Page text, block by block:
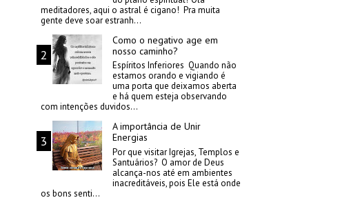
meditadores, aqui o astral é cigano! Pra muita
gente deve soar estranh...
Como o negativo age em
nosso caminho?
Espíritos Inferiores Quando não
estamos orando e vigiando é
uma porta que deixamos aberta
e há quem esteja observando
com intenções duvidos...
A importância de Unir
Energias
Por que visitar Igrejas, Templos e
Santuários? O amor de Deus
alcança-nos até em ambientes
inacreditáveis, pois Ele está onde
os bons senti...